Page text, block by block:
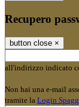
Recupero
button close ×
all'indirizzo indicato
Non hai una e-mail
tramite la Login